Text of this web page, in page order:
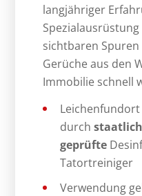
langjähriger
sichtbaren
Gerüche aus den
Immobilie schnell
durchstaatlich
geprüfte
Tatortreiniger
Verwendung